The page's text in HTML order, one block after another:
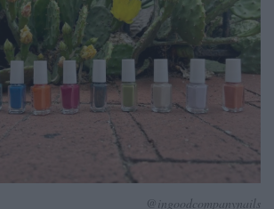
@ingoodcompanynails